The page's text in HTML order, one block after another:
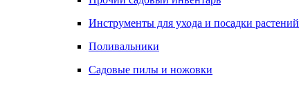
Инструменты для ухода и посадки растений
Поливальники
Садовые пилы и ножовки